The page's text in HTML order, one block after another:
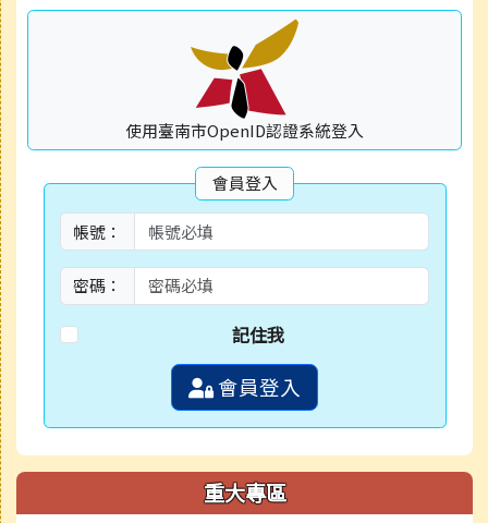
使用臺南市OpenID認證系統登入
會員登入
帳號：
密碼：
記住我
會員登入
重大專區